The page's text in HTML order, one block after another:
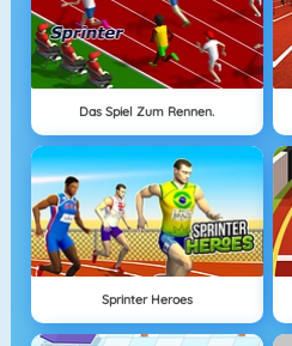
Das Spiel Zum Rennen.
Sprinter Heroes